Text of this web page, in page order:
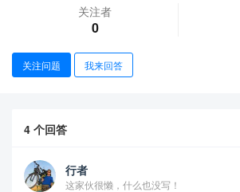
    \midrule
    莫斯科 & 俄罗斯 & 首都\\
\end{longtblr}
关注者
0
关注问题 我来回答
4 个回答
行者
这家伙很懒，什么也没写！